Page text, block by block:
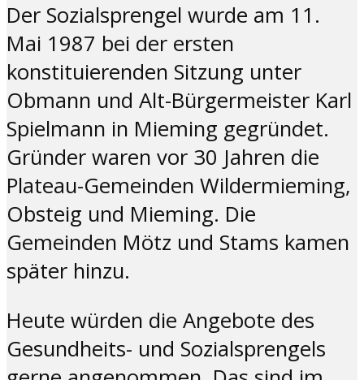
Der Sozialsprengel wurde am 11.
Mai 1987 bei der ersten
konstituierenden Sitzung unter
Obmann und Alt-Bürgermeister Karl
Spielmann in Mieming gegründet.
Gründer waren vor 30 Jahren die
Plateau-Gemeinden Wildermieming,
Obsteig und Mieming. Die
Gemeinden Mötz und Stams kamen
später hinzu.
Heute würden die Angebote des
Gesundheits- und Sozialsprengels